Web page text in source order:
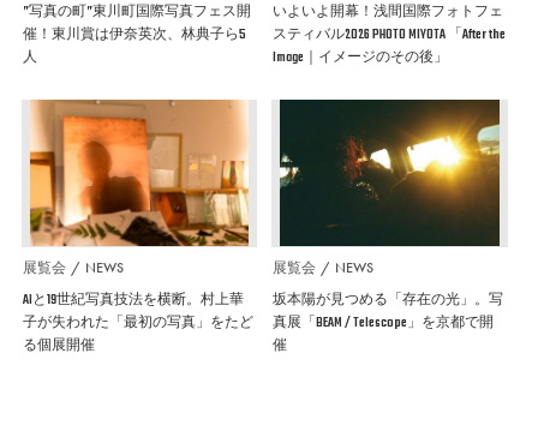
”写真の町”東川町国際写真フェス開
催！東川賞は伊奈英次、林典子ら5
人
いよいよ開幕！浅間国際フォトフェ
スティバル2026 PHOTO MIYOTA 「After the
Image｜イメージのその後」
展覧会 NEWS
AIと19世紀写真技法を横断。村上華
子が失われた「最初の写真」をたど
る個展開催
展覧会 NEWS
坂本陽が見つめる「存在の光」。写
真展「BEAM / Telescope」を京都で開
催